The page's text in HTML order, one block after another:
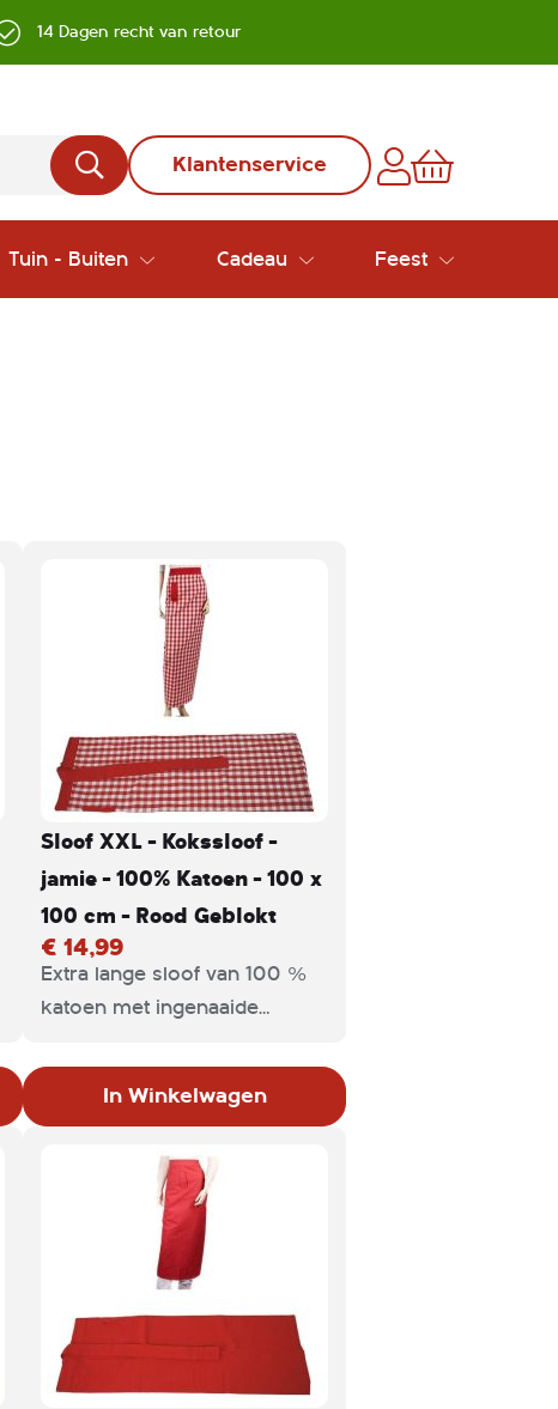
14 Dagen recht van retour
Klantenservice
Tuin - Buiten Cadeau Feest
Sloof XXL - Kokssloof -
jamie - 100% Katoen - 100 x
100 cm - Rood Geblokt
€ 14,99
Extra lange sloof van 100 %
katoen met ingenaaide
werkdoek. Ideaal voor zowel
keuken- als bedienend
Productkenmerken:
-Kleur: Rood
-Afmetingen: 100 x 100 cm
-Materiaal: 100% katoen
-Gewicht 240g
In Winkelwagen